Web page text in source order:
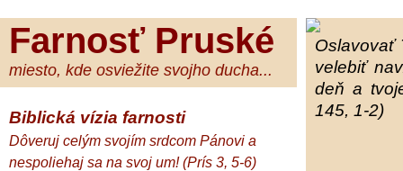
Farnosť Pruské
miesto, kde osviežite svojho ducha...
Biblická vízia farnosti
Dôveruj celým svojím srdcom Pánovi a
nespoliehaj sa na svoj um! (Prís 3, 5-6)
Oslavovať
velebiť
deň a
145, 1-2)